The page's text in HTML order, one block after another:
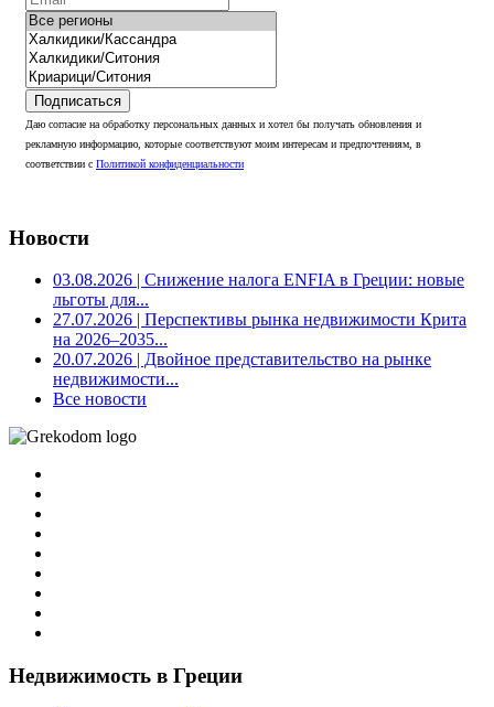
Подписаться
Даю согласие на обработку персональных данных и хотел бы получать обновления и
рекламную информацию, которые соответствуют моим интересам и предпочтениям, в
соответствии с Политикой конфиденциальности
Новости
03.08.2026 | Снижение налога ENFIA в Греции: новые
льготы для...
27.07.2026 | Перспективы рынка недвижимости Крита
на 2026–2035...
20.07.2026 | Двойное представительство на рынке
недвижимости...
Все новости
Недвижимость в Греции